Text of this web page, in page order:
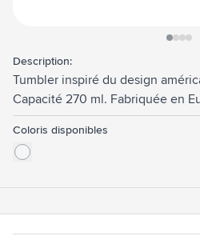
Description:
Tumbler inspiré du design
Capacité 270 ml. Fabriquée en
Coloris disponibles